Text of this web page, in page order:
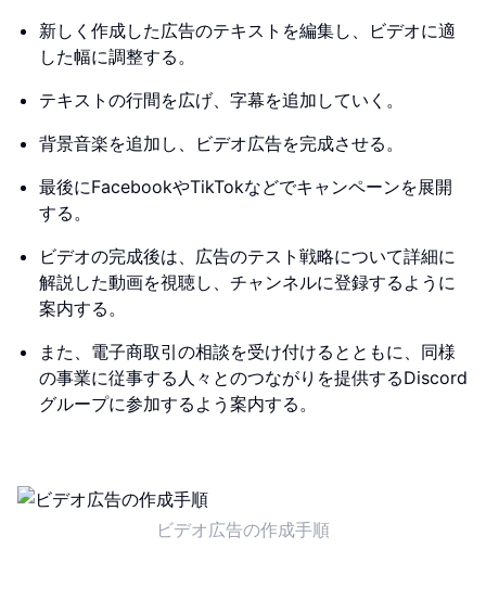
新しく作成した広告のテキストを編集し、ビデオに適
した幅に調整する。
テキストの行間を広げ、字幕を追加していく。
背景音楽を追加し、ビデオ広告を完成させる。
最後にFacebookやTikTokなどでキャンペーンを展開
する。
ビデオの完成後は、広告のテスト戦略について詳細に
解説した動画を視聴し、チャンネルに登録するように
案内する。
また、電子商取引の相談を受け付けるとともに、同様
の事業に従事する人々とのつながりを提供するDiscord
グループに参加するよう案内する。
ビデオ広告の作成手順